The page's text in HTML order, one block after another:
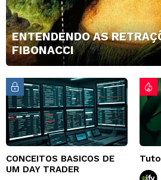
ENTENDENDO AS
FIBONACCI
CONCEITOS BASICOS DE
UM DAY TRADER